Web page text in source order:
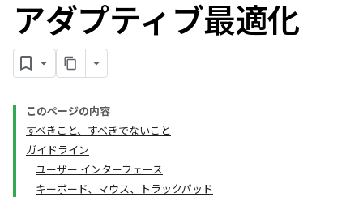
アダプティブ最適化
このページの内容
すべきこと、すべきでないこと
ガイドライン
ユーザー インターフェース
キーボード、マウス、トラックパッド